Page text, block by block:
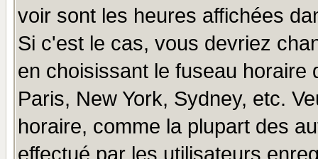
voir sont les heures affichées
Si c'est le cas, vous devriez
en choisissant le fuseau
Paris, New York, Sydney, etc.
horaire, comme la plupart des
effectué par les utilisateurs